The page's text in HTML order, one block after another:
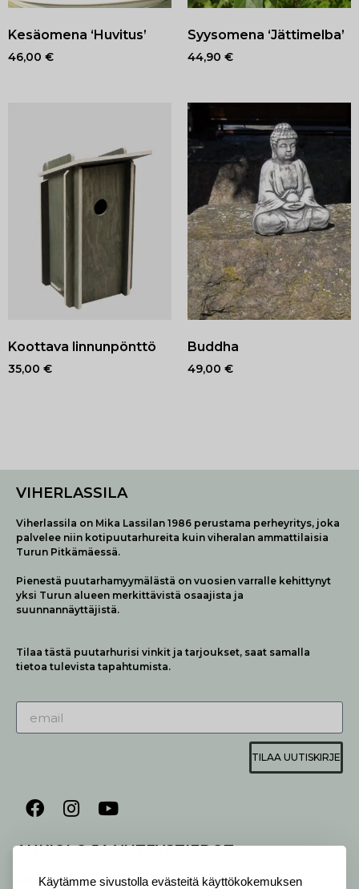
Käytämme sivustolla evästeitä käyttökokemuksen
Kesäomena ‘Huvitus’
46,00 €
Syysomena ‘Jättimelba’
44,90 €
Koottava linnunpönttö
35,00 €
Buddha
49,00 €
VIHERLASSILA
Viherlassila on Mika Lassilan 1986 perustama perheyritys, joka
palvelee niin kotipuutarhureita kuin viheralan ammattilaisia
Turun Pitkämäessä.
Pienestä puutarhamyymälästä on vuosien varralle kehittynyt
yksi Turun alueen merkittävistä osaajista ja
suunnannäyttäjistä.
Tilaa tästä puutarhurisi vinkit ja tarjoukset, saat samalla
tietoa tulevista tapahtumista.
TILAA UUTISKIRJE
AUKIOLO JA YHTEYSTIEDOT
ALVELEMME: